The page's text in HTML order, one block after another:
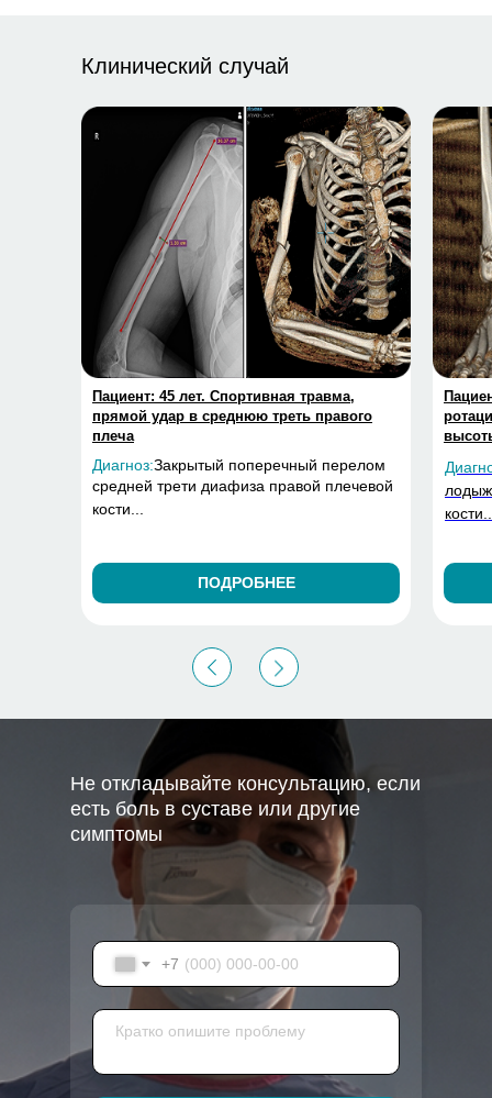
Пациент: 45 лет. Спортивная травма,
прямой удар в среднюю треть правого
плеча
ПОДРОБНЕЕ
Диагноз:Закрытый поперечный перелом
средней трети диафиза правой плечевой
кости...
Клинический случай
+7
Не откладывайте консультацию, если
есть боль в суставе или другие
симптомы